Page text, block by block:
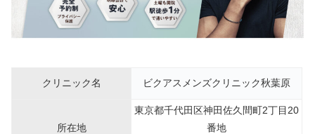
クリニック名 ビクアスメンズクリニック秋葉原
所在地
東京都千代田区神田佐久間町2丁目20
番地